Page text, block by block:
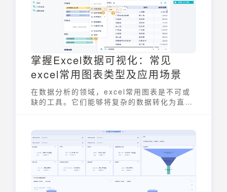
掌握Excel数据可视化：常见
excel常用图表类型及应用场景
在数据分析的领域，excel常用图表是不可或
缺的工具。它们能够将复杂的数据转化为直观
图表的类型及其应用场景，对于提升数据分析
能力至关重要。